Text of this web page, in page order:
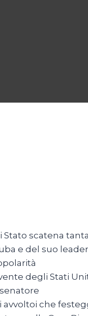
scatena
e del suo
degli Stati
avvoltoi che